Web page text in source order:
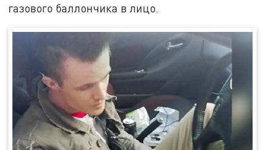
газового баллончика в лицо.